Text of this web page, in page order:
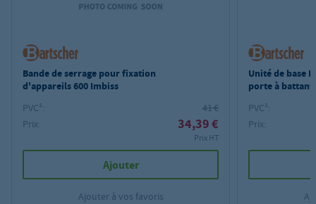
Bande de serrage pour fixation
d'appareils 600 Imbiss
PVC²:
41 €
Prix:
34,39 €
Prix HT
Ajouter
Ajouter à vos favoris
Unité de base
porte à
PVC²:
Prix: